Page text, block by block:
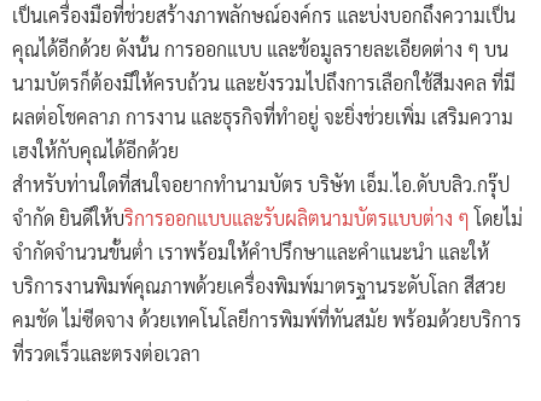
เป็นเครื่องมือที่ช่วยสร้างภาพลักษณ์องค์กร และบ่งบอกถึงความเป็น
คุณได้อีกด้วย ดังนั้น การออกแบบ และข้อมูลรายละเอียดต่าง ๆ บน
นามบัตรก็ต้องมีให้ครบถ้วน และยังรวมไปถึงการเลือกใช้สีมงคล ที่มี
ผลต่อโชคลาภ การงาน และธุรกิจที่ทำอยู่ จะยิ่งช่วยเพิ่ม เสริมความ
เฮงให้กับคุณได้อีกด้วย
สำหรับท่านใดที่สนใจอยากทำนามบัตร บริษัท เอ็ม.ไอ.ดับบลิว.กรุ๊ป
จำกัด ยินดีให้บริการออกแบบและรับผลิตนามบัตรแบบต่าง ๆโดยไม่
จำกัดจำนวนขั้นต่ำ เราพร้อมให้คำปรึกษาและคำแนะนำ และให้
บริการงานพิมพ์คุณภาพด้วยเครื่องพิมพ์มาตรฐานระดับโลก สีสวย
คมชัด ไม่ซีดจาง ด้วยเทคโนโลยีการพิมพ์ที่ทันสมัย พร้อมด้วยบริการ
ที่รวดเร็วและตรงต่อเวลา